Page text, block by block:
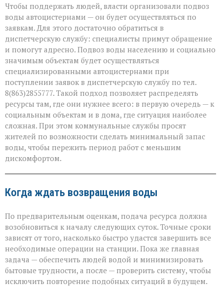
Чтобы поддержать людей, власти организовали подвоз
воды автоцистернами — он будет осуществляться по
заявкам. Для этого достаточно обратиться в
диспетчерскую службу: специалисты примут обращение
и помогут адресно. Подвоз воды населению и социально
значимым объектам будет осуществляться
специализированными автоцистернами при
поступлении заявок в диспетчерскую службу по тел.
8(863)2855777. Такой подход позволяет распределять
ресурсы там, где они нужнее всего: в первую очередь — к
социальным объектам и в дома, где ситуация наиболее
сложная. При этом коммунальные службы просят
жителей по возможности сделать минимальный запас
воды, чтобы пережить период работ с меньшим
дискомфортом.
Когда ждать возвращения воды
По предварительным оценкам, подача ресурса должна
возобновиться к началу следующих суток. Точные сроки
зависят от того, насколько быстро удастся завершить все
необходимые операции на станции. Пока же главная
задача — обеспечить людей водой и минимизировать
бытовые трудности, а после — проверить систему, чтобы
исключить повторение подобных ситуаций в будущем.